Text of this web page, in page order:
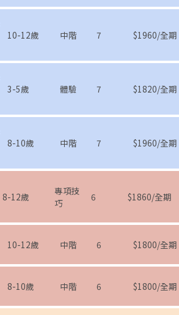
10-12歲 中階 7 $1960/全期
3-5歲 體驗 7 $1820/全期
8-10歲 中階 7 $1960/全期
8-12歲
專項技
巧
6 $1860/全期
10-12歲 中階 6 $1800/全期
8-10歲 中階 6 $1800/全期